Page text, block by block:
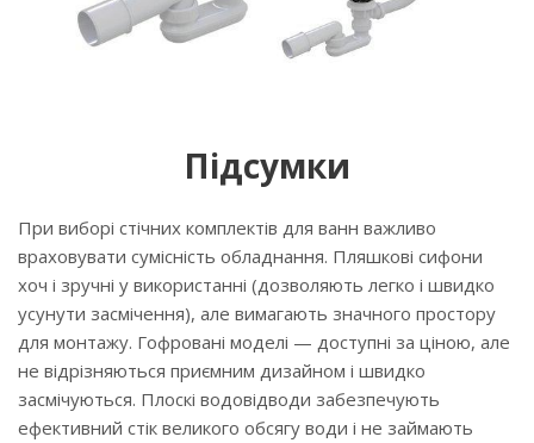
Підсумки
При виборі стічних комплектів для ванн важливо
враховувати сумісність обладнання. Пляшкові сифони
хоч і зручні у використанні (дозволяють легко і швидко
усунути засмічення), але вимагають значного простору
для монтажу. Гофровані моделі — доступні за ціною, але
не відрізняються приємним дизайном і швидко
засмічуються. Плоскі водовідводи забезпечують
ефективний стік великого обсягу води і не займають